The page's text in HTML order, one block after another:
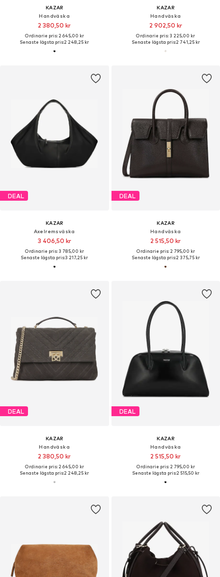
KAZAR
Handväska
2 380,50 kr
Ordinarie pris: 2 645,00 kr
Senaste lägsta pris:2 248,25 kr
KAZAR
Handväska
2 902,50 kr
Ordinarie pris: 3 225,00 kr
Senaste lägsta pris:2 741,25 kr
DEAL
KAZAR
Axelremsväska
3 406,50 kr
Ordinarie pris: 3 785,00 kr
Senaste lägsta pris:3 217,25 kr
DEAL
KAZAR
Handväska
2 515,50 kr
Ordinarie pris: 2 795,00 kr
Senaste lägsta pris:2 375,75 kr
DEAL
KAZAR
Handväska
2 380,50 kr
Ordinarie pris: 2 645,00 kr
Senaste lägsta pris:2 248,25 kr
DEAL
KAZAR
Handväska
2 515,50 kr
Ordinarie pris: 2 795,00 kr
Senaste lägsta pris:2 515,50 kr